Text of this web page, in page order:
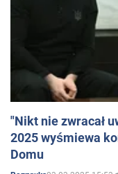
"Nikt nie zwracał
2025 wyśmiewa
Domu